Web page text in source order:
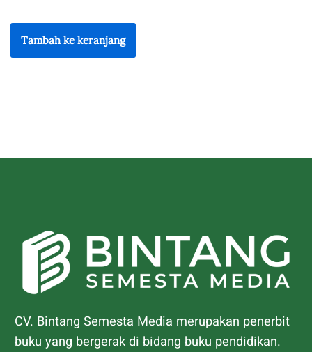
Tambah ke keranjang
CV. Bintang Semesta Media merupakan penerbit
buku yang bergerak di bidang buku pendidikan.